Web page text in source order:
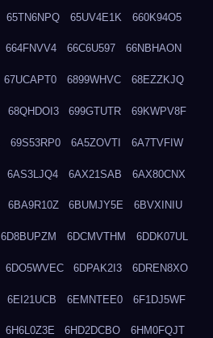
65TN6NPQ 65UV4E1K 660K94O5
664FNVV4 66C6U597 66NBHAON
67UCAPT0 6899WHVC 68EZZKJQ
68QHDOI3 699GTUTR 69KWPV8F
69S53RP0 6A5ZOVTI 6A7TVFIW
6AS3LJQ4 6AX21SAB 6AX80CNX
6BA9R10Z 6BUMJY5E 6BVXINIU
6D8BUPZM 6DCMVTHM 6DDK07UL
6DO5WVEC 6DPAK2I3 6DREN8XO
6EI21UCB 6EMNTEE0 6F1DJ5WF
6H6L0Z3E 6HD2DCBO 6HM0FQJT